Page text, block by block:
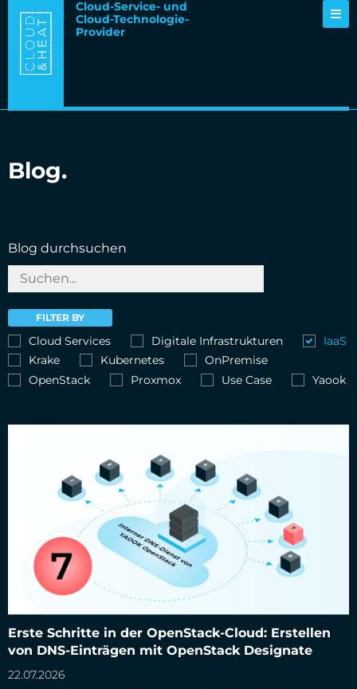
Cloud-Service- und
Cloud-Technologie-
Provider
Blog.
Blog durchsuchen
FILTER BY
Cloud Services Digitale Infrastrukturen
IaaS
Krake
Kubernetes
OnPremise
OpenStack
Proxmox Use Case Yaook
Erste Schritte in der OpenStack-Cloud: Erstellen
von DNS-Einträgen mit OpenStack Designate
22.07.2026
Erste Schritte in der OpenStack-Cloud: Erstellen von DNS-
Einträgen mit OpenStack Designate